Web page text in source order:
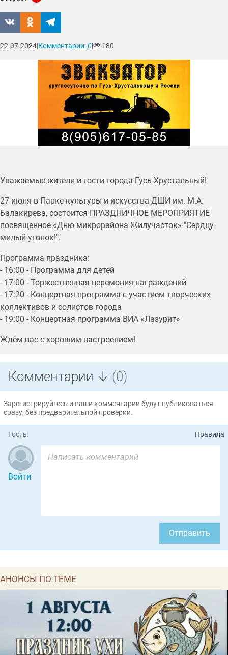
Уважаемые жители и гости города Гусь-Хрустальный!
27 июля в Парке культуры и искусства ДШИ им. М.А.
Балакирева, состоится ПРАЗДНИЧНОЕ МЕРОПРИЯТИЕ
посвященное «Дню микрорайона Жилучасток» "Сердцу
милый уголок!".
Программа праздника:
- 16:00 - Программа для детей
- 17:00 - Торжественная церемония награждений
- 17:20 - Концертная программа с участием творческих
коллективов и солистов города
- 19:00 - Концертная программа ВИА «Лазурит»
Ждём вас с хорошим настроением!
22.07.2024|Комментарии:0| 180
Комментарии ↓ (0)
Зарегистрируйтесь и ваши комментарии будут публиковаться
сразу, без предварительной проверки.
Гость: Правила
Войти
Отправить
АНОНСЫ ПО ТЕМЕ